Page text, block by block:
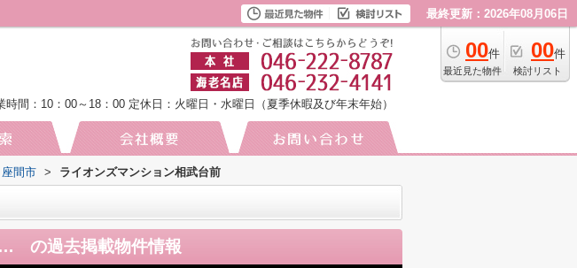
最終更新：2026年08月06日
00件
最近見た物件
00件
検討リスト
時間：10：00～18：00 定休日：火曜日・水曜日（夏季休暇及び年末年始）
座間市 > ライオンズマンション相武台前
ライオンズマンション相武台前 の過去掲載物件情報